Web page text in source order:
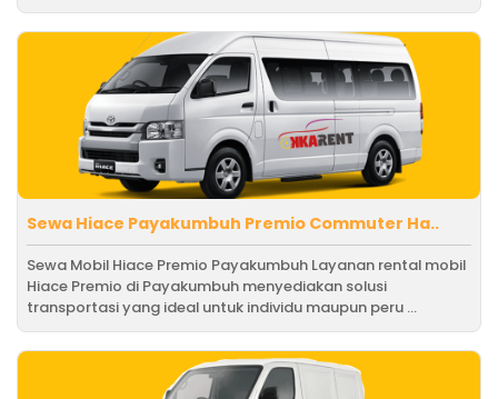
Sewa Hiace Payakumbuh Premio Commuter Ha..
Sewa Mobil Hiace Premio Payakumbuh Layanan rental mobil
Hiace Premio di Payakumbuh menyediakan solusi
transportasi yang ideal untuk individu maupun peru ...